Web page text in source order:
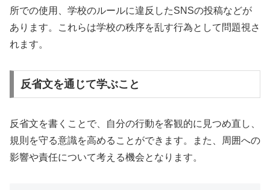
所での使用、学校のルールに違反したSNSの投稿などが
あります。これらは学校の秩序を乱す行為として問題視さ
れます。
反省文を通じて学ぶこと
反省文を書くことで、自分の行動を客観的に見つめ直し、
規則を守る意識を高めることができます。また、周囲への
影響や責任について考える機会となります。